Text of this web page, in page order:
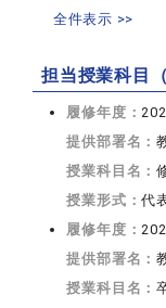
全件表示 >>
担当授業科目（
履修年度：
提供部署名：
授業科目名：
授業形式：代
履修年度：
提供部署名：
授業科目名：